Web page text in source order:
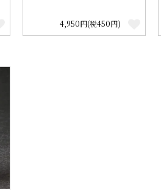
4,950円(税450円)